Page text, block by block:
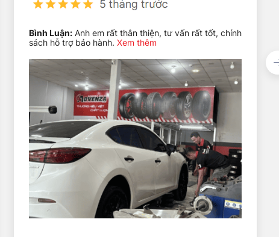
Bình Luận:Anh em rất thân thiện, tư vấn rất tốt, chính
sách hỗ trợ bảo hành. Xem thêm